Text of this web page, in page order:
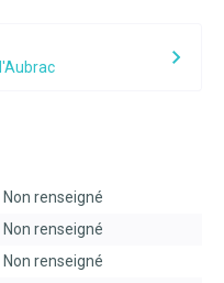
plages horaires
Non renseigné
Non renseigné
Non renseigné